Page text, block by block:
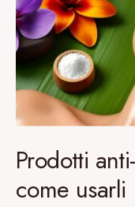
Prodotti
come usarli